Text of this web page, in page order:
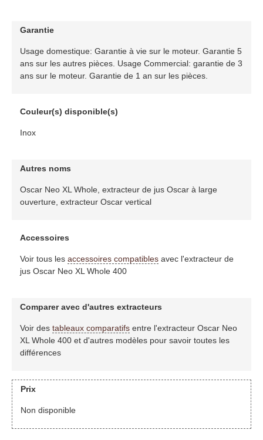
Garantie
Usage domestique: Garantie à vie sur le moteur. Garantie 5
ans sur les autres pièces. Usage Commercial: garantie de 3
ans sur le moteur. Garantie de 1 an sur les pièces.
Couleur(s) disponible(s)
Inox
Autres noms
Oscar Neo XL Whole, extracteur de jus Oscar à large
ouverture, extracteur Oscar vertical
Accessoires
Voir tous les accessoires compatiblesavec l'extracteur de
jus Oscar Neo XL Whole 400
Comparer avec d'autres extracteurs
Voir des tableaux comparatifsentre l'extracteur Oscar Neo
XL Whole 400 et d'autres modèles pour savoir toutes les
différences
Prix
Non disponible